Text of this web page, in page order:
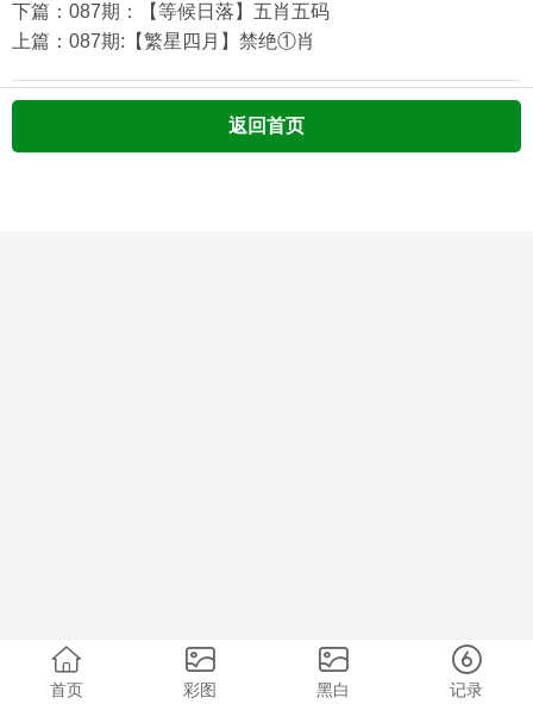
下篇：087期：【等候日落】五肖五码
上篇：087期:【繁星四月】禁绝①肖
返回首页
首页 彩图 黑白 记录